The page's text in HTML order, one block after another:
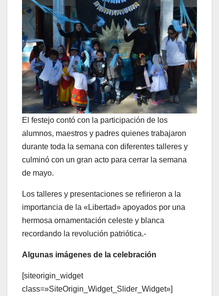
El festejo contó con la participación de los
alumnos, maestros y padres quienes trabajaron
durante toda la semana con diferentes talleres y
culminó con un gran acto para cerrar la semana
de mayo.
Los talleres y presentaciones se refirieron a la
importancia de la «Libertad» apoyados por una
hermosa ornamentación celeste y blanca
recordando la revolución patriótica.-
Algunas imágenes de la celebración
[siteorigin_widget
class=»SiteOrigin_Widget_Slider_Widget»]